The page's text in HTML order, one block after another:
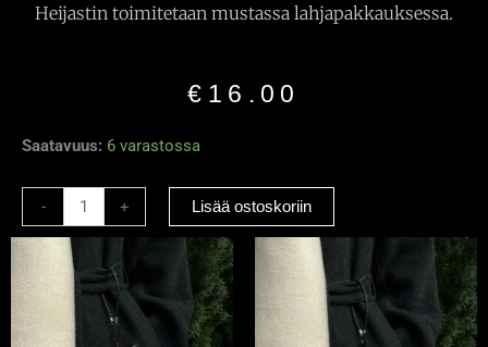
Heijastin toimitetaan mustassa lahjapakkauksessa.
€ 16.00
Saatavuus: 6 varastossa
-
Heijastava
valkoinen
määrä
+ Lisää ostoskoriin